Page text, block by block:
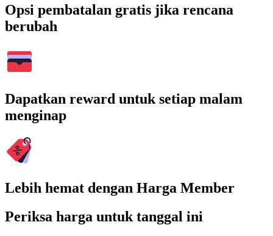
Opsi pembatalan gratis jika rencana
berubah
Dapatkan reward untuk setiap malam
menginap
Lebih hemat dengan Harga Member
Periksa harga untuk tanggal ini